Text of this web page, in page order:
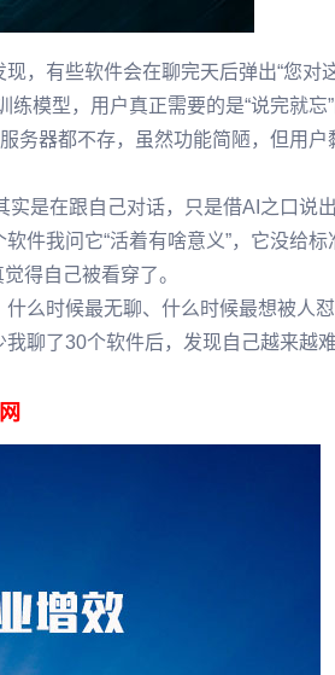
，有些软件会在聊完天后弹出“您对
模型，用户真正需要的是“说完就忘
务器都不存，虽然功能简陋，但用户
实是在跟自己对话，只是借AI之口说
件我问它“活着有啥意义”，它没给标
得自己被看穿了。
么时候最无聊、什么时候最想被人
聊了30个软件后，发现自己越来越